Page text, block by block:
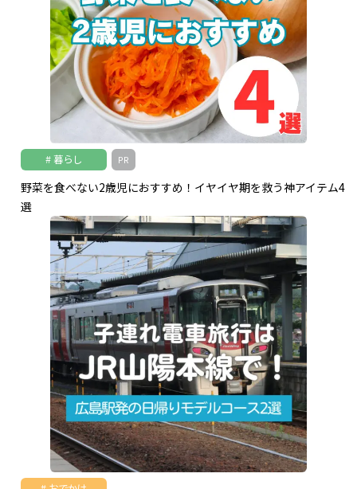
暮らし PR
野菜を食べない2歳児におすすめ！イヤイヤ期を救う神アイテム4
選